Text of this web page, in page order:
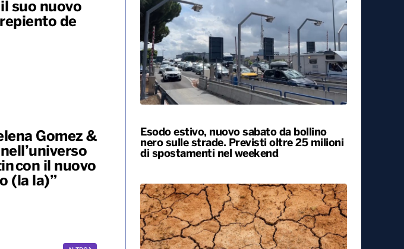
suo nuovo
de
Gomez &
con il nuovo
(la la)”
Esodo estivo, nuovo sabato da bollino
nero sulle strade. Previsti oltre 25 milioni
di spostamenti nel weekend